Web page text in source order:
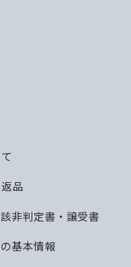
品
非判定書・譲受書
基本情報